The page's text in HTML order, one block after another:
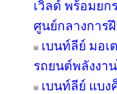
เวิลด์ พร้อมยก
ศูนย์กลางการ
เบนท์ลีย์ มอเ
รถยนต์พลังงา
เบนท์ลีย์ แบง